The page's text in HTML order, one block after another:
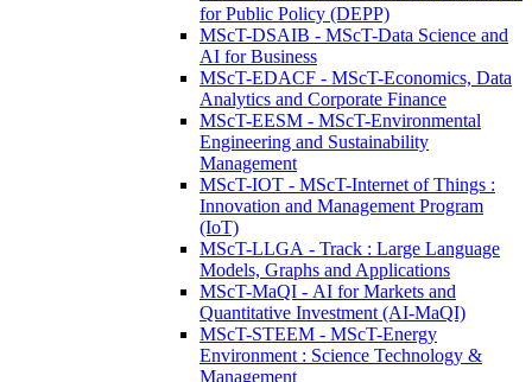
for Public Policy (DEPP)
MScT-DSAIB - MScT-Data Science and
AI for Business
MScT-EDACF - MScT-Economics, Data
Analytics and Corporate Finance
MScT-EESM - MScT-Environmental
Engineering and Sustainability
Management
MScT-IOT - MScT-Internet of Things :
Innovation and Management Program
(IoT)
MScT-LLGA - Track : Large Language
Models, Graphs and Applications
MScT-MaQI - AI for Markets and
Quantitative Investment (AI-MaQI)
MScT-STEEM - MScT-Energy
Environment : Science Technology &
Management